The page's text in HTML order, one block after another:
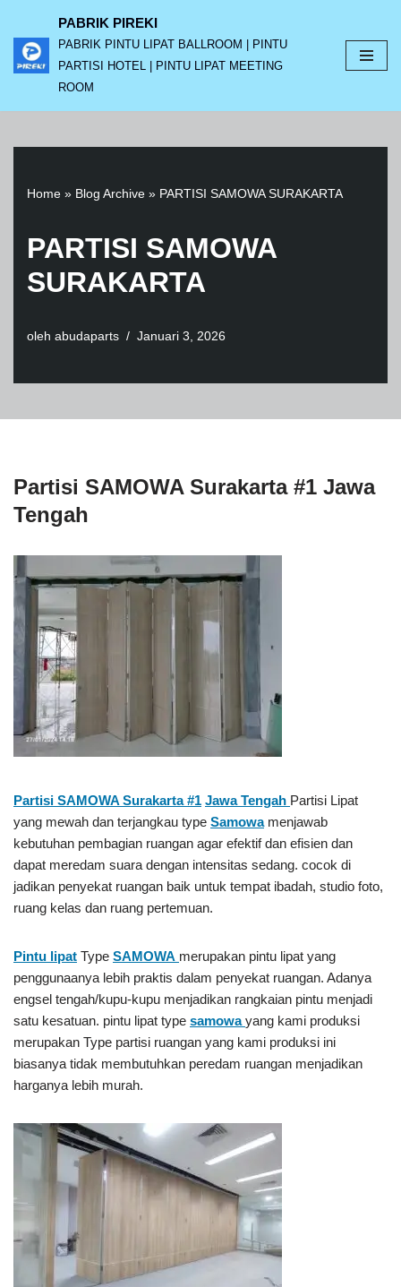
Lompat
ke
PABRIK PIREKI
PABRIK PINTU LIPAT BALLROOM | PINTU
PARTISI HOTEL | PINTU LIPAT MEETING
ROOM
Home » Blog Archive » PARTISI SAMOWA SURAKARTA
PARTISI SAMOWA
SURAKARTA
oleh abudaparts Januari 3, 2026
Partisi SAMOWA Surakarta #1 Jawa
Tengah
Partisi SAMOWA Surakarta #1 Jawa Tengah Partisi Lipat
yang mewah dan terjangkau type Samowa menjawab
kebutuhan pembagian ruangan agar efektif dan efisien dan
dapat meredam suara dengan intensitas sedang. cocok di
jadikan penyekat ruangan baik untuk tempat ibadah, studio foto,
ruang kelas dan ruang pertemuan.
Pintu lipat Type SAMOWA merupakan pintu lipat yang
penggunaanya lebih praktis dalam penyekat ruangan. Adanya
engsel tengah/kupu-kupu menjadikan rangkaian pintu menjadi
satu kesatuan. pintu lipat type samowa yang kami produksi
merupakan Type partisi ruangan yang kami produksi ini
biasanya tidak membutuhkan peredam ruangan menjadikan
harganya lebih murah.